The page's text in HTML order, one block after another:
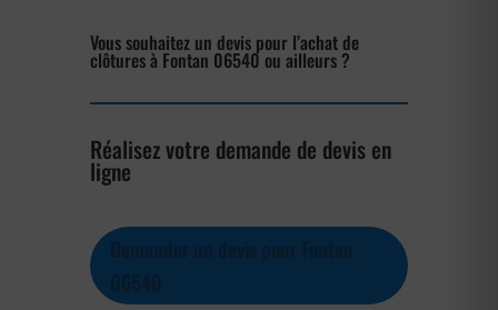
Vous souhaitez un devis pour l’achat de
clôtures à Fontan 06540 ou ailleurs ?
Réalisez votre demande de devis en
ligne